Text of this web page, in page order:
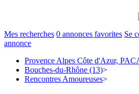
Mes recherches 0 annonces favorites Se
annonce
Provence Alpes Côte d'Azur,
Bouches-du-Rhône (13)>
Rencontres Amoureuses>